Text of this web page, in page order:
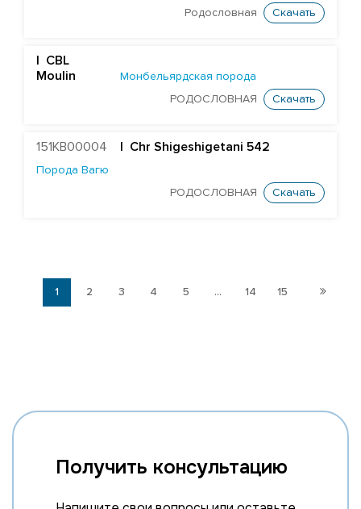
Родословная Скачать
| CBL
Moulin
Монбельярдская порода
РОДОСЛОВНАЯ
Скачать
151KB00004 | Chr Shigeshigetani 542
Порода Вагю
РОДОСЛОВНАЯ
Скачать
1 2 3 4 5 ... 14 15
Получить консультацию